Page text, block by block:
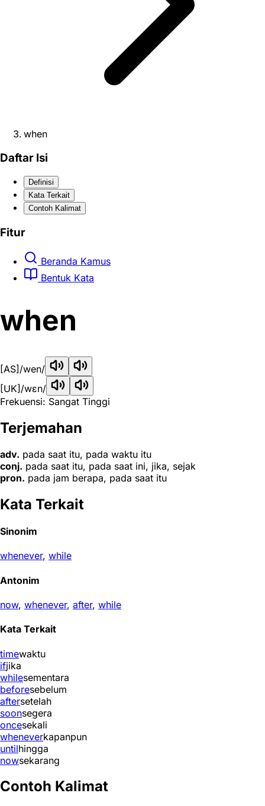
when
Daftar Isi
Definisi
Kata Terkait
Contoh Kalimat
Fitur
Beranda Kamus
Bentuk Kata
when
[AS] /wen/
[UK] /wɛn/
Frekuensi: Sangat Tinggi
Terjemahan
adv. pada saat itu, pada waktu itu
conj. pada saat itu, pada saat ini, jika, sejak
pron. pada jam berapa, pada saat itu
Kata Terkait
Sinonim
whenever, while
Antonim
now, whenever, after, while
Kata Terkait
timewaktu
ifjika
whilesementara
beforesebelum
aftersetelah
soonsegera
oncesekali
wheneverkapanpun
untilhingga
nowsekarang
Contoh Kalimat